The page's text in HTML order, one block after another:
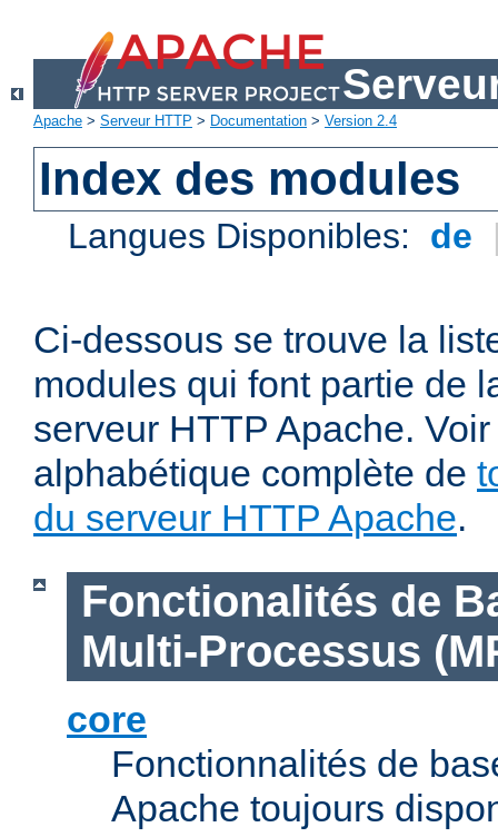
Apache > Serveur HTTP > Documentation > Version 2.4
Index des modules
Langues Disponibles: de
Ci-dessous se trouve la
modules qui font partie de
serveur HTTP Apache.
alphabétique complète de
du serveur HTTP Apache.
Fonctionalités de
Multi-Processus
core
Fonctionnalités de
Apache toujours